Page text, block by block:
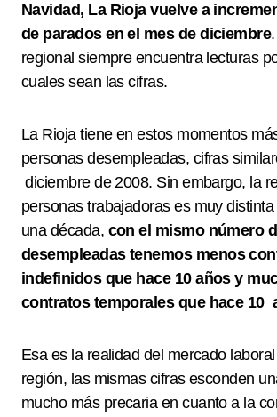
Navidad, La Rioja vuelve a
de parados en el mes de diciembre
regional siempre encuentra lecturas
cuales sean las cifras.
La Rioja tiene en estos momentos
personas desempleadas, cifras
diciembre de 2008. Sin embargo, la
personas trabajadoras es muy
una década, con el mismo número
desempleadas tenemos menos
indefinidos que hace 10 años y
contratos temporales que hace 10
Esa es la realidad del mercado
región, las mismas cifras esconden
mucho más precaria en cuanto a la